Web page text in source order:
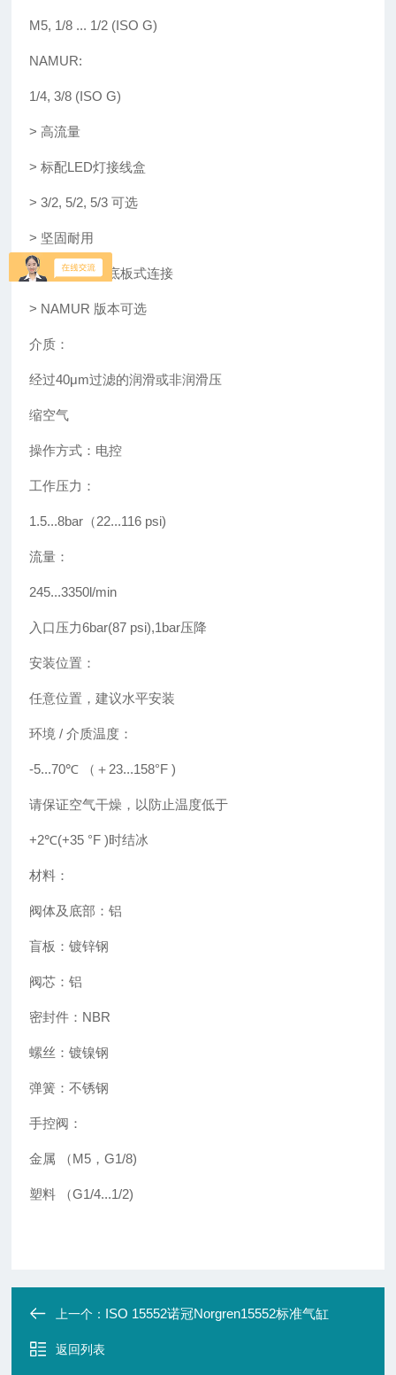
M5, 1/8 ... 1/2 (ISO G)
NAMUR:
1/4, 3/8 (ISO G)
>高流量
>标配LED灯接线盒
>3/2, 5/2, 5/3可选
> 坚固耐用
>易于安装的底板式连接
> NAMUR 版本可选
介质：
经过40μm过滤的润滑或非润滑压
缩空气
操作方式： 电控
工作压力：
1.5...8bar （22...116 psi)
流量：
245...3350l/min
入口压力6bar(87 psi),1bar压降
安装位置：
任意位置，建议水平安装
环境 / 介质温度：
-5...70℃ （＋ 23...158°F )
请保证空气干燥，以防止温度低于
+2℃(+35 °F )时结冰
材料：
阀体及底部：铝
盲板：镀锌钢
阀芯：铝
密封件： NBR
螺丝：镀镍钢
弹簧：不锈钢
手控阀：
金属 （M5 ，G1/8)
塑料 （G1/4...1/2)
上一个： ISO 15552诺冠Norgren15552标准气缸
返回列表